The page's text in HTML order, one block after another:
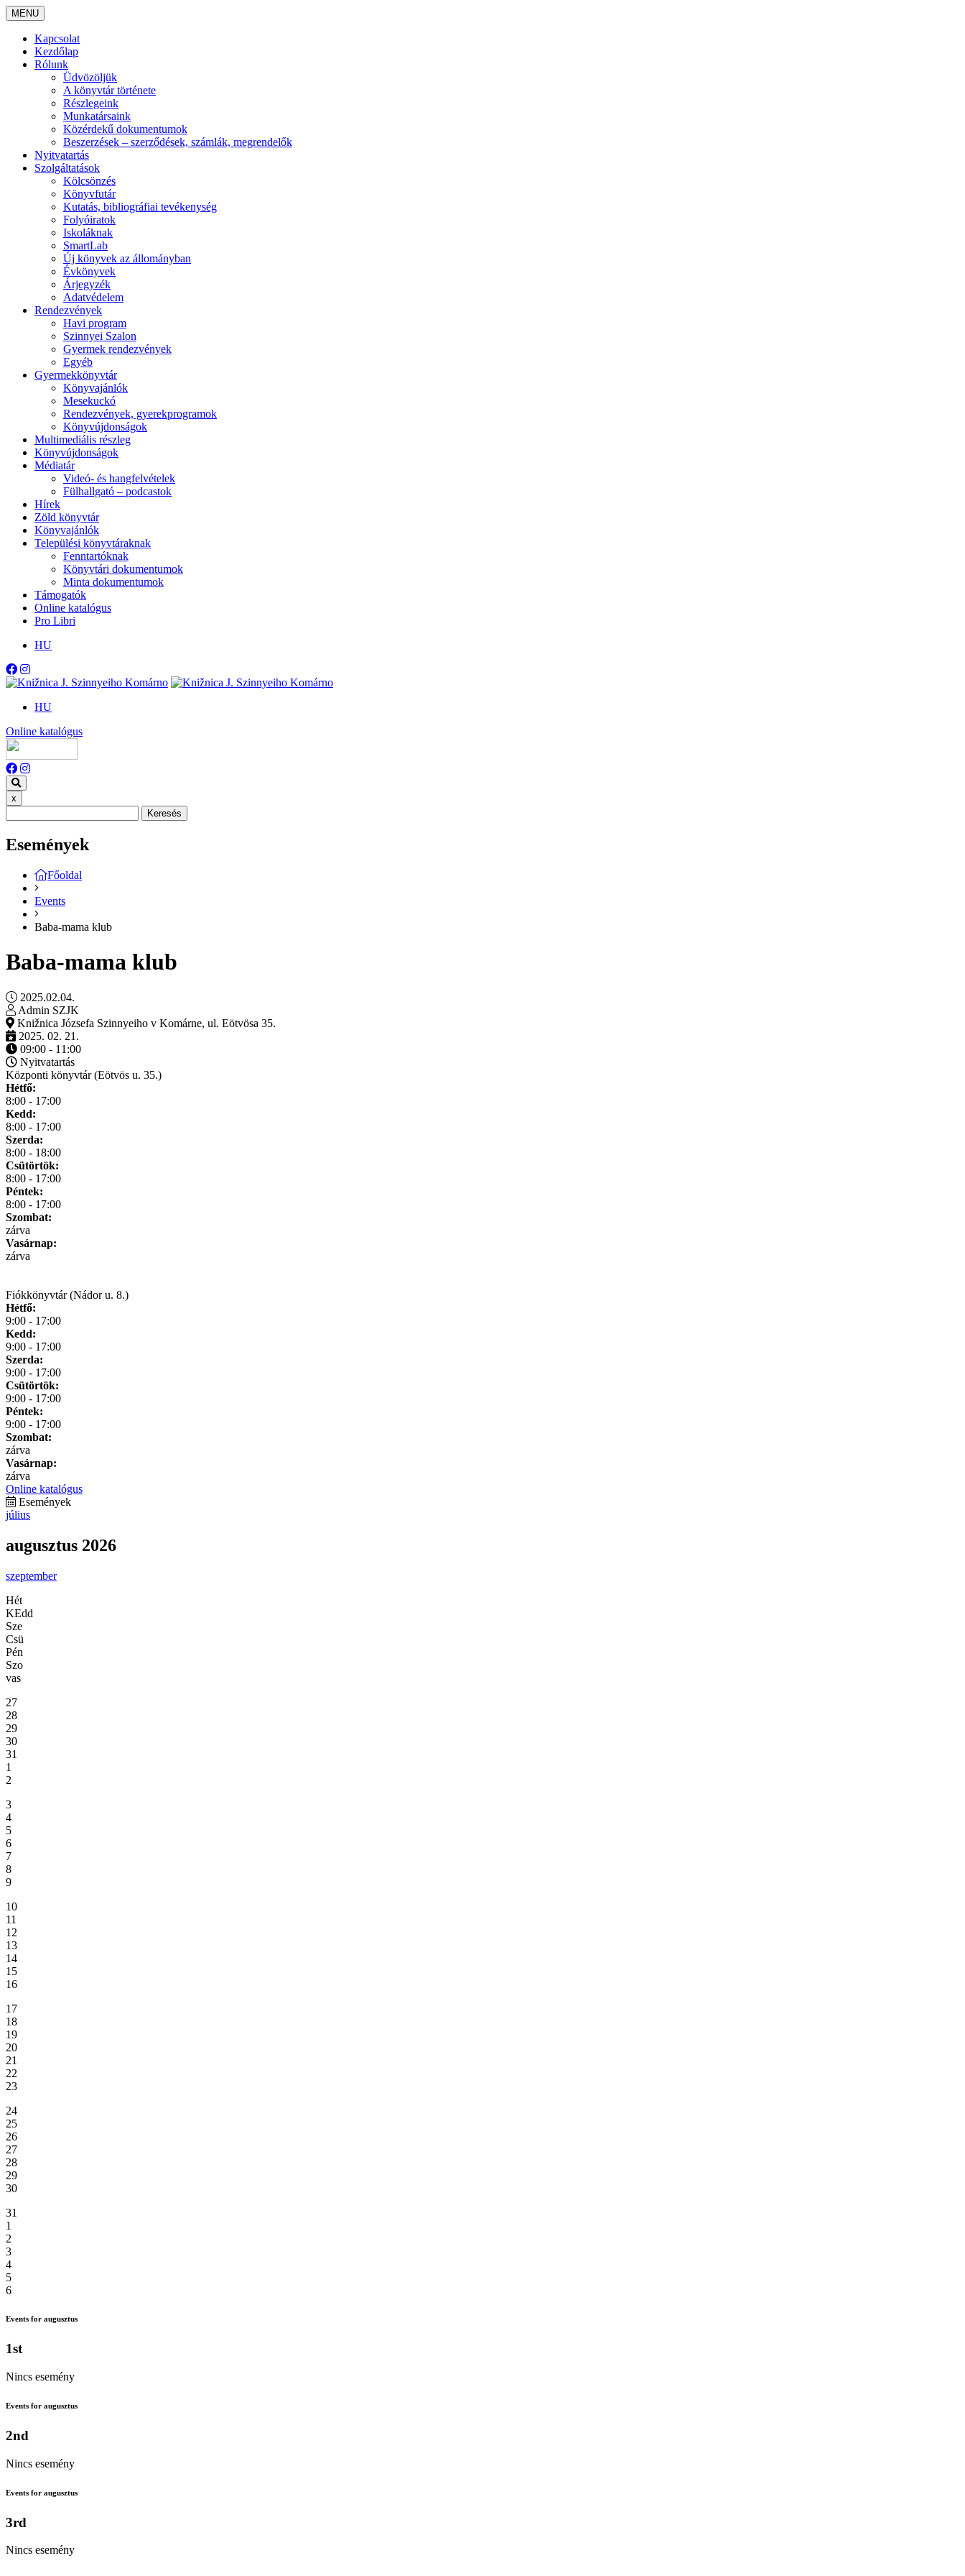
MENU
Kapcsolat
Kezdőlap
Rólunk
Üdvözöljük
A könyvtár története
Részlegeink
Munkatársaink
Közérdekű dokumentumok
Beszerzések – szerződések, számlák, megrendelők
Nyitvatartás
Szolgáltatások
Kölcsönzés
Könyvfutár
Kutatás, bibliográfiai tevékenység
Folyóiratok
Iskoláknak
SmartLab
Új könyvek az állományban
Évkönyvek
Árjegyzék
Adatvédelem
Rendezvények
Havi program
Szinnyei Szalon
Gyermek rendezvények
Egyéb
Gyermekkönyvtár
Könyvajánlók
Mesekuckó
Rendezvények, gyerekprogramok
Könyvújdonságok
Multimediális részleg
Könyvújdonságok
Médiatár
Videó- és hangfelvételek
Fülhallgató – podcastok
Hírek
Zöld könyvtár
Könyvajánlók
Települési könyvtáraknak
Fenntartóknak
Könyvtári dokumentumok
Minta dokumentumok
Támogatók
Online katalógus
Pro Libri
HU
HU
Online katalógus
x
Keresés
Események
Főoldal
Events
Baba-mama klub
Baba-mama klub
2025.02.04.
Admin SZJK
Knižnica Józsefa Szinnyeiho v Komárne, ul. Eötvösa 35.
2025. 02. 21.
09:00 - 11:00
Nyitvatartás
Központi könyvtár (Eötvös u. 35.)
Hétfő:
8:00 - 17:00
Kedd:
8:00 - 17:00
Szerda:
8:00 - 18:00
Csütörtök:
8:00 - 17:00
Péntek:
8:00 - 17:00
Szombat:
zárva
Vasárnap:
zárva
Fiókkönyvtár (Nádor u. 8.)
Hétfő:
9:00 - 17:00
Kedd:
9:00 - 17:00
Szerda:
9:00 - 17:00
Csütörtök:
9:00 - 17:00
Péntek:
9:00 - 17:00
Szombat:
zárva
Vasárnap:
zárva
Online katalógus
Események
július
augusztus 2026
szeptember
Hét
KEdd
Sze
Csü
Pén
Szo
vas
27
28
29
30
31
1
2
3
4
5
6
7
8
9
10
11
12
13
14
15
16
17
18
19
20
21
22
23
24
25
26
27
28
29
30
31
1
2
3
4
5
6
Events for augusztus
1st
Nincs esemény
Events for augusztus
2nd
Nincs esemény
Events for augusztus
3rd
Nincs esemény